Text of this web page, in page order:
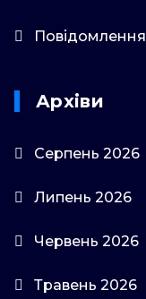
Повідомлення
Архіви
Серпень 2026
Липень 2026
Червень 2026
Травень 2026